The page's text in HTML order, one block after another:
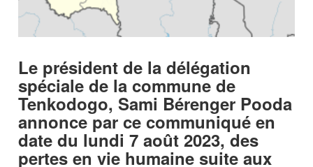
Le président de la délégation
spéciale de la commune de
Tenkodogo, Sami Bérenger Pooda
annonce par ce communiqué en
date du lundi 7 août 2023, des
pertes en vie humaine suite aux